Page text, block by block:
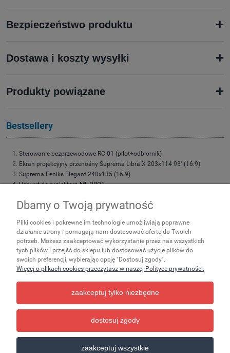
Bezpieczeństwo produktu +
Dostawa i koszty wysyłki +
Produkty powiązane +
Bestsellery
Sterowanie bezprzewodowe RC-01 (pilot+odbiornik)
Ekran projekcyjny przenośny Suprema Libra X 203x114 93'' (16:9)
Suprema Feniks Elegant 240x135 (16:9)
Uchwyt do projektora ML-PRO1
Suprema Feniks Elegant 180x101 (16:9)
Suprema Feniks Elegant 220x124 (16:9)
Suprema Feniks 200x113 (16:9) 90''
Suprema Leo 203x152 (4:3)
Suprema Polaris LITE 200x113 (16:9)
Torba transportowa do ekranów przenośnych rozmiar 195
Zakupy Ważne Pomoc
Dbamy o Twoją prywatność
Pliki cookies i pokrewne im technologie umożliwiają poprawne
działanie strony i pomagają nam dostosować ofertę do Twoich
potrzeb. Możesz zaakceptować wykorzystanie przez nas wszystkich
tych plików i przejść do sklepu lub dostosować użycie plików do
swoich preferencji, wybierając opcję "Dostosuj zgody".
Więcej o plikach cookies przeczytasz w naszej Polityce prywatności.
zaakceptuj tylko niezbędne
dostosuj zgody
zaakceptuj wszystkie